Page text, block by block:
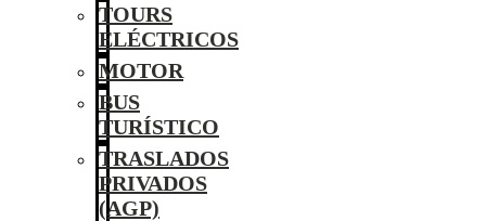
TOURS
ELÉCTRICOS
MOTOR
BUS
TURÍSTICO
TRASLADOS
PRIVADOS
(AGP)